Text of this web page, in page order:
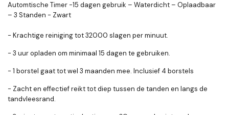
Automtische Timer -15 dagen gebruik – Waterdicht – Oplaadbaar
– 3 Standen - Zwart
- Krachtige reiniging tot 32000 slagen per minuut.
- 3 uur opladen om minimaal 15 dagen te gebruiken.
- 1 borstel gaat tot wel 3 maanden mee. Inclusief 4 borstels
- Zacht en effectief reikt tot diep tussen de tanden en langs de
tandvleesrand.